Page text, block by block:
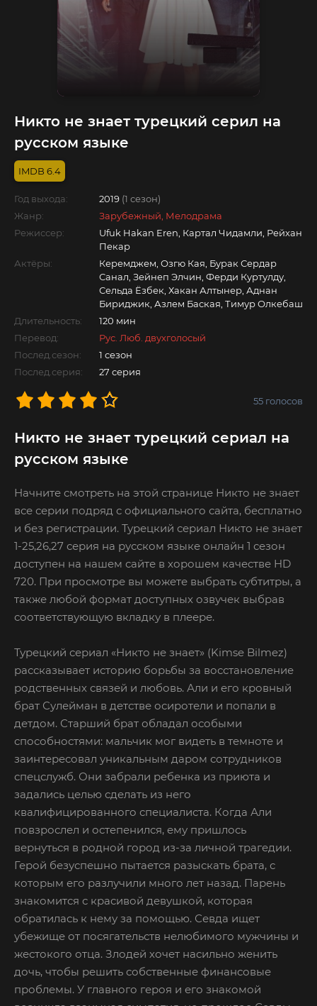
Никто не знает турецкий серил на
русском языке
6.4
Год выхода: 2019 (1 сезон)
Жанр:
Зарубежный, Мелодрама
Режиссер:
Ufuk Hakan Eren, Картал Чидамли, Рейхан
Пекар
Актёры:
Керемджем, Озгю Кая, Бурак Сердар
Санал, Зейнеп Элчин, Ферди Куртулду,
Сельда Ёзбек, Хакан Алтынер, Аднан
Бириджик, Азлем Баская, Тимур Олкебаш
Длительность:
120 мин
Перевод:
Рус. Люб. двухголосый
Послед.сезон:
1 сезон
Послед.серия:
27 серия
55 голосов
Никто не знает турецкий сериал на
русском языке
Начните смотреть на этой странице Никто не знает
все серии подряд с официального сайта, бесплатно
и без регистрации. Турецкий сериал Никто не знает
1-25,26,27 серия на русском языке онлайн 1 сезон
доступен на нашем сайте в хорошем качестве HD
720. При просмотре вы можете выбрать субтитры, а
также любой формат доступных озвучек выбрав
соответствующую вкладку в плеере.
Турецкий сериал «Никто не знает» (Kimse Bilmez)
рассказывает историю борьбы за восстановление
родственных связей и любовь. Али и его кровный
брат Сулейман в детстве осиротели и попали в
детдом. Старший брат обладал особыми
способностями: мальчик мог видеть в темноте и
заинтересовал уникальным даром сотрудников
спецслужб. Они забрали ребенка из приюта и
задались целью сделать из него
квалифицированного специалиста. Когда Али
повзрослел и остепенился, ему пришлось
вернуться в родной город из-за личной трагедии.
Герой безуспешно пытается разыскать брата, с
которым его разлучили много лет назад. Парень
знакомится с красивой девушкой, которая
обратилась к нему за помощью. Севда ищет
убежище от посягательств нелюбимого мужчины и
жестокого отца. Злодей хочет насильно женить
дочь, чтобы решить собственные финансовые
проблемы. У главного героя и его знакомой